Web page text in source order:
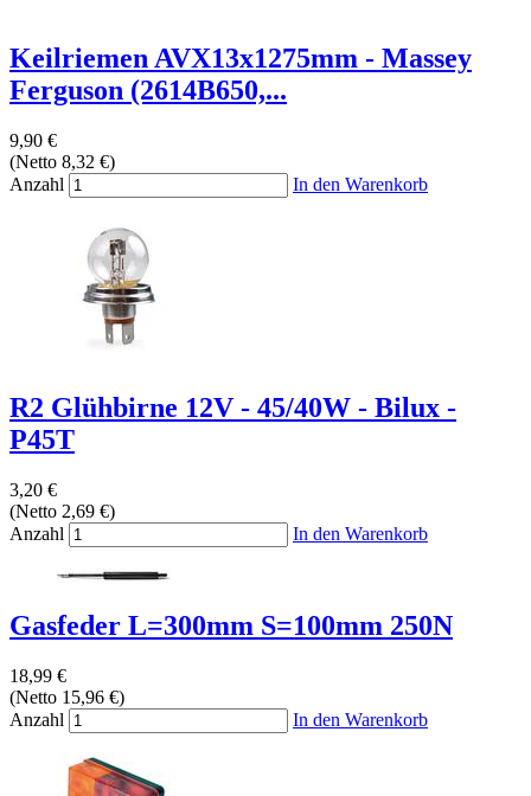
Keilriemen AVX13x1275mm - Massey
Ferguson (2614B650,...
9,90 €
(Netto 8,32 €)
Anzahl
In den Warenkorb
R2 Glühbirne 12V - 45/40W - Bilux -
P45T
3,20 €
(Netto 2,69 €)
Anzahl
In den Warenkorb
Gasfeder L=300mm S=100mm 250N
18,99 €
(Netto 15,96 €)
Anzahl
In den Warenkorb